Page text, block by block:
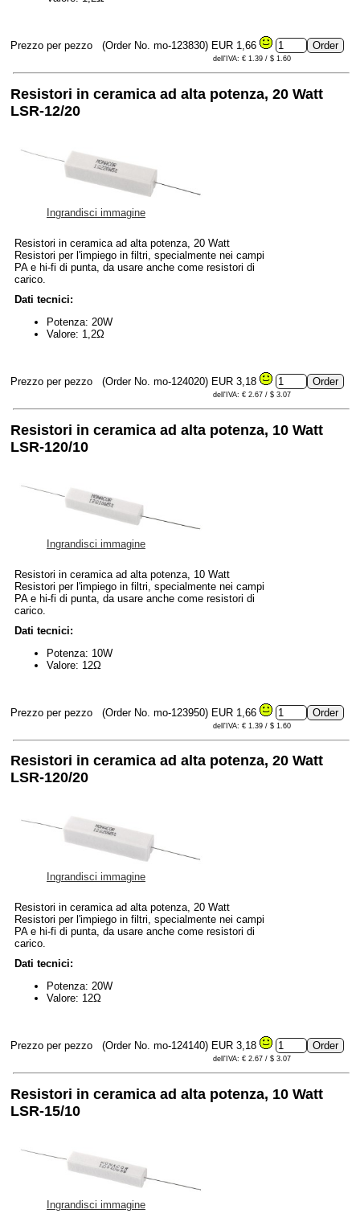
Prezzo per pezzo (Order No. mo-123830) EUR 1,66
dell'IVA: € 1.39 / $ 1.60
Resistori in ceramica ad alta potenza, 20 Watt
LSR-12/20
Ingrandisci immagine
Resistori in ceramica ad alta potenza, 20 Watt
Resistori per l'impiego in filtri, specialmente nei campi
PA e hi-fi di punta, da usare anche come resistori di
carico.
Dati tecnici:
Potenza: 20W
Valore: 1,2Ω
Prezzo per pezzo (Order No. mo-124020) EUR 3,18
dell'IVA: € 2.67 / $ 3.07
Resistori in ceramica ad alta potenza, 10 Watt
LSR-120/10
Ingrandisci immagine
Resistori in ceramica ad alta potenza, 10 Watt
Resistori per l'impiego in filtri, specialmente nei campi
PA e hi-fi di punta, da usare anche come resistori di
carico.
Dati tecnici:
Potenza: 10W
Valore: 12Ω
Prezzo per pezzo (Order No. mo-123950) EUR 1,66
dell'IVA: € 1.39 / $ 1.60
Resistori in ceramica ad alta potenza, 20 Watt
LSR-120/20
Ingrandisci immagine
Resistori in ceramica ad alta potenza, 20 Watt
Resistori per l'impiego in filtri, specialmente nei campi
PA e hi-fi di punta, da usare anche come resistori di
carico.
Dati tecnici:
Potenza: 20W
Valore: 12Ω
Prezzo per pezzo (Order No. mo-124140) EUR 3,18
dell'IVA: € 2.67 / $ 3.07
Resistori in ceramica ad alta potenza, 10 Watt
LSR-15/10
Ingrandisci immagine